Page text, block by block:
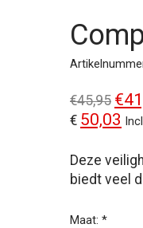
€45,95
€ 50,03
Deze
biedt veel
Maat: *